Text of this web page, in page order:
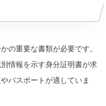
の重要な書類が必要です。
情報を示す身分証明書が求
パスポートが適していま